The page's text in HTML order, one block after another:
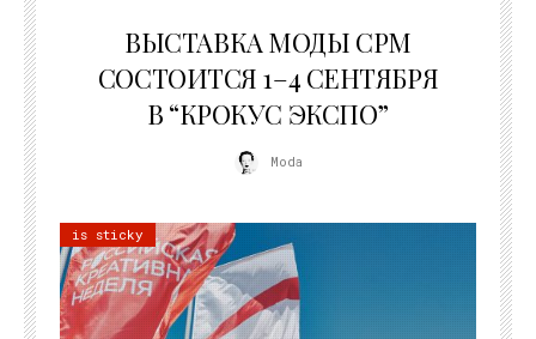
ВЫСТАВКА МОДЫ CPM
СОСТОИТСЯ 1–4 СЕНТЯБРЯ
В “КРОКУС ЭКСПО”
Moda
is sticky